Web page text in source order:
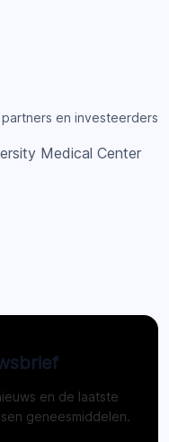
en investeerders
en de laatste
geneesmiddelen.